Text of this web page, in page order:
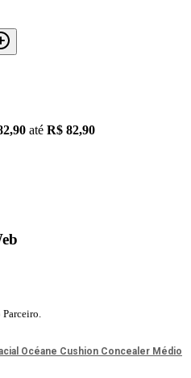
até R$ 82,90
Océane Cushion Concealer Médio